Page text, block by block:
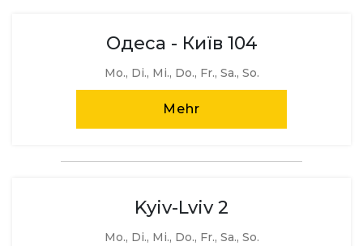
Одеса - Київ 104
Mo., Di., Mi., Do., Fr., Sa., So.
Mehr
Kyiv-Lviv 2
Mo., Di., Mi., Do., Fr., Sa., So.